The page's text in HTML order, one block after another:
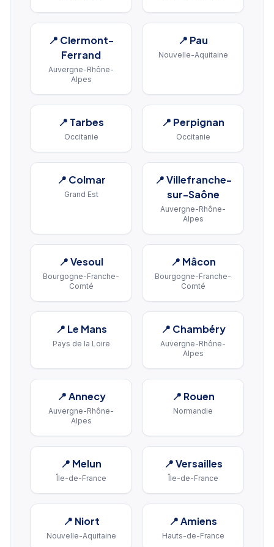
📍 Clermont-
Ferrand
Auvergne-Rhône-
Alpes
📍 Pau
Nouvelle-Aquitaine
📍 Tarbes
Occitanie
📍 Perpignan
Occitanie
📍 Colmar
Grand Est
📍Villefranche-
sur-Saône
Auvergne-Rhône-
Alpes
📍Vesoul
Bourgogne-Franche-
Comté
📍 Mâcon
Bourgogne-Franche-
Comté
📍 Le Mans
Pays de la Loire
📍 Chambéry
Auvergne-Rhône-
Alpes
📍Annecy
Auvergne-Rhône-
Alpes
📍 Rouen
Normandie
📍 Melun
Île-de-France
📍Versailles
Île-de-France
📍 Niort
Nouvelle-Aquitaine
📍Amiens
Hauts-de-France